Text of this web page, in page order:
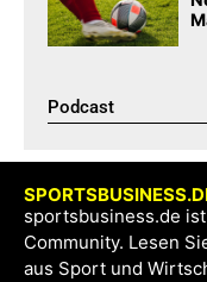
Podcast​
sportsbusiness.de
Community. Lesen
aus Sport und